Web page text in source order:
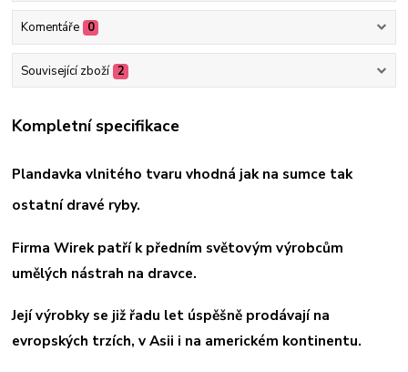
Komentáře 0
Související zboží 2
Kompletní specifikace
Plandavka vlnitého tvaru vhodná jak na sumce tak
ostatní dravé ryby.
Firma Wirek patří k předním světovým výrobcům
umělých nástrah na dravce.
Její výrobky se již řadu let úspěšně prodávají na
evropských trzích, v Asii i na americkém kontinentu.